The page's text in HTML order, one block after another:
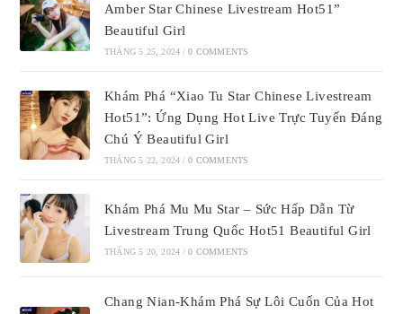
Amber Star Chinese Livestream Hot51”
Beautiful Girl
THÁNG 5 25, 2024 / 0 COMMENTS
Khám Phá “Xiao Tu Star Chinese Livestream
Hot51”: Ứng Dụng Hot Live Trực Tuyến Đáng
Chú Ý Beautiful Girl
THÁNG 5 22, 2024 / 0 COMMENTS
Khám Phá Mu Mu Star – Sức Hấp Dẫn Từ
Livestream Trung Quốc Hot51 Beautiful Girl
THÁNG 5 20, 2024 / 0 COMMENTS
Chang Nian-Khám Phá Sự Lôi Cuốn Của Hot